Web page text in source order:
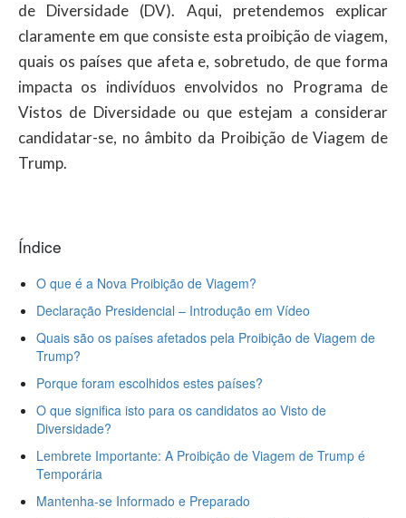
de Diversidade (DV). Aqui, pretendemos explicar
claramente em que consiste esta proibição de viagem,
quais os países que afeta e, sobretudo, de que forma
impacta os indivíduos envolvidos no Programa de
Vistos de Diversidade ou que estejam a considerar
candidatar-se, no âmbito da Proibição de Viagem de
Trump.
Índice
O que é a Nova Proibição de Viagem?
Declaração Presidencial – Introdução em Vídeo
Quais são os países afetados pela Proibição de Viagem de
Trump?
Porque foram escolhidos estes países?
O que significa isto para os candidatos ao Visto de
Diversidade?
Lembrete Importante: A Proibição de Viagem de Trump é
Temporária
Mantenha-se Informado e Preparado